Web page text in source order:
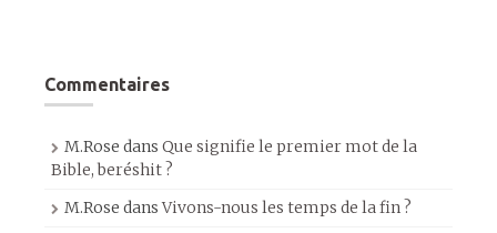
Commentaires
M.Rose dans Que signifie le premier mot de la
Bible, beréshit ?
M.Rose dansVivons-nous les temps de la fin ?